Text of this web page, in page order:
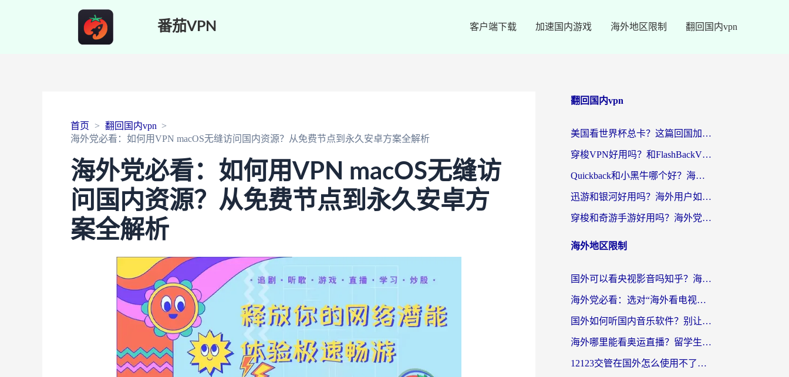
番茄VPN 客户端下载 加速国内游戏 海外地区限制 翻回国内vpn
首页
翻回国内vpn
海外党必看：如何用VPN macOS无缝访问国内资源？从免费节点到永久安卓方案全解析
海外党必看：如何用VPN macOS无缝访
问国内资源？从免费节点到永久安卓方
案全解析
翻回国内vpn
美国看世界杯总卡？这篇回国加速器指南帮你无缝刷国内资源（附苹果手机VPN设置步骤）
穿梭VPN好用吗？和FlashBackVPN对比哪个回国效果更好？
Quickback和小黑牛哪个好？海外党亲测指南，选对回国加速器秒回国内
迅游和银河好用吗？海外用户如何选择回国加速器实现无缝访问国内资源
穿梭和奇游手游好用吗？海外党亲测3款回国加速器，附蜜蜂加速器七天试用攻略
海外地区限制
国外可以看央视影音吗知乎？海外党亲测有效的回国加速方案
海外党必看：选对“海外看电视剧软件”，再也不用愁国内剧刷不了
国外如何听国内音乐软件？别让地域限制，断了你的中文歌单
海外哪里能看奥运直播？留学生&海外华人必看的体育赛事观赛终极指南
12123交管在国外怎么使用不了？海外华人必看的无缝访问国内资源指南